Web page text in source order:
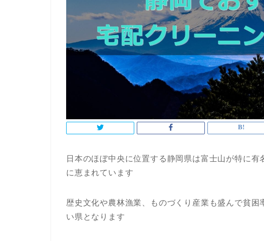
日本のほぼ中央に位置する静岡県は富士山が特に
に恵まれています
歴史文化や農林漁業、ものづくり産業も盛んで貧
い県となります